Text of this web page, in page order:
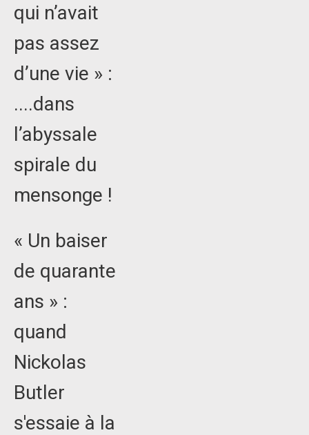
qui n’avait
pas assez
d’une vie » :
....dans
l’abyssale
spirale du
mensonge !
« Un baiser
de quarante
ans » :
quand
Nickolas
Butler
s'essaie à la